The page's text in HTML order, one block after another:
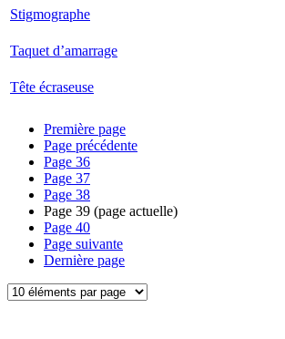
Stigmographe
Taquet d’amarrage
Tête écraseuse
Première page
Page précédente
Page 36
Page 37
Page 38
Page 39 (page actuelle)
Page 40
Page suivante
Dernière page